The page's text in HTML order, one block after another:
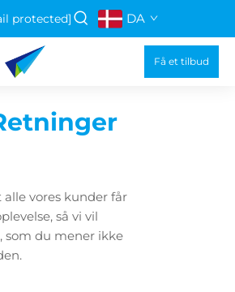
protected] DA
Få et tilbud
alle vores kunder får
så vi vil
som du mener ikke